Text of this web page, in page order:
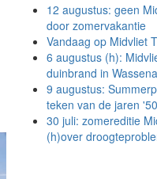
12 augustus: geen
door zomervakantie
Vandaag op Midvliet
6 augustus (h):
duinbrand in
9 augustus:
teken van de jaren
30 juli: zomereditie
(h)over